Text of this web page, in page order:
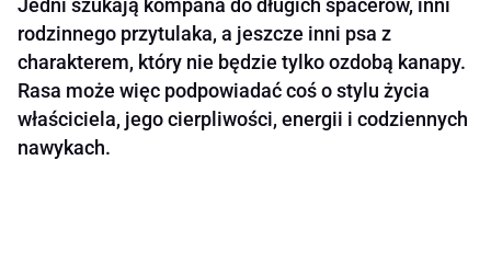
Jedni szukają kompana do długich spacerów, inni
rodzinnego przytulaka, a jeszcze inni psa z
charakterem, który nie będzie tylko ozdobą kanapy.
Rasa może więc podpowiadać coś o stylu życia
właściciela, jego cierpliwości, energii i codziennych
nawykach.